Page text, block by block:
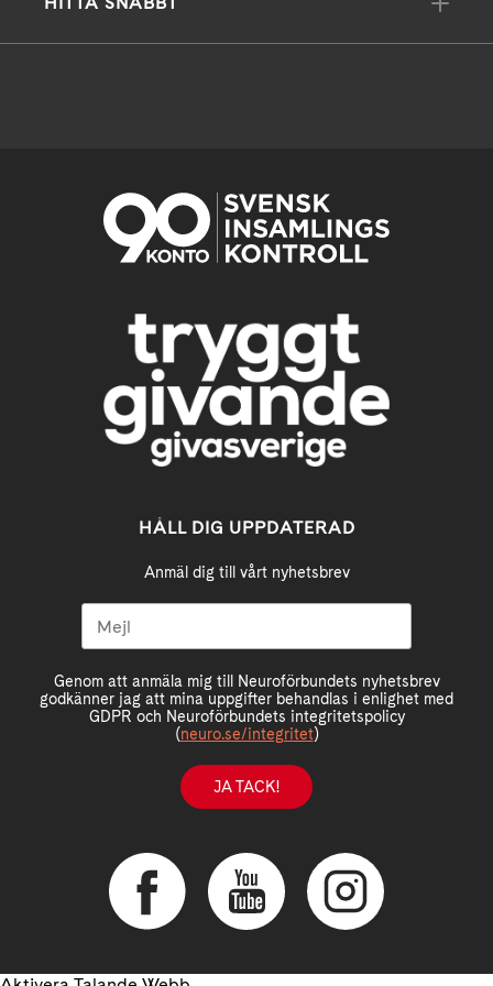
HÅLL DIG UPPDATERAD
Anmäl dig till vårt nyhetsbrev
Genom att anmäla mig till Neuroförbundets nyhetsbrev
godkänner jag att mina uppgifter behandlas i enlighet med
GDPR och Neuroförbundets integritetspolicy
(neuro.se/integritet)
JA TACK!